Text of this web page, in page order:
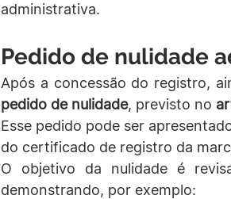
administrativa.
Pedido de nulidade
pedido de nulidade, previsto no
Esse pedido pode ser
do certificado de registro da
O objetivo da nulidade é
demonstrando, por exemplo: